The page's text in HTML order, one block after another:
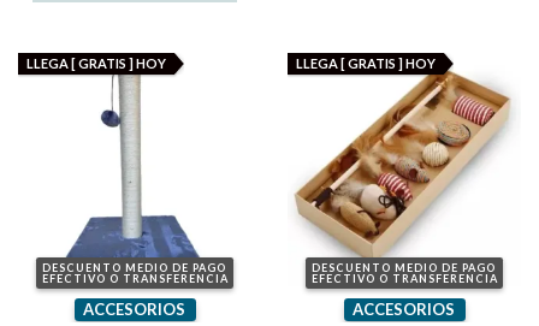
DESCUENTO MEDIO DE PAGO
EFECTIVO O TRANSFERENCIA
LLEGA [ GRATIS ] HOY
ACCESORIOS
DESCUENTO MEDIO DE PAGO
EFECTIVO O TRANSFERENCIA
LLEGA [ GRATIS ] HOY
ACCESORIOS